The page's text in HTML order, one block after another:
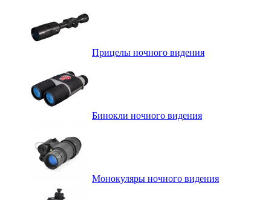
Прицелы ночного видения
Бинокли ночного видения
Монокуляры ночного видения